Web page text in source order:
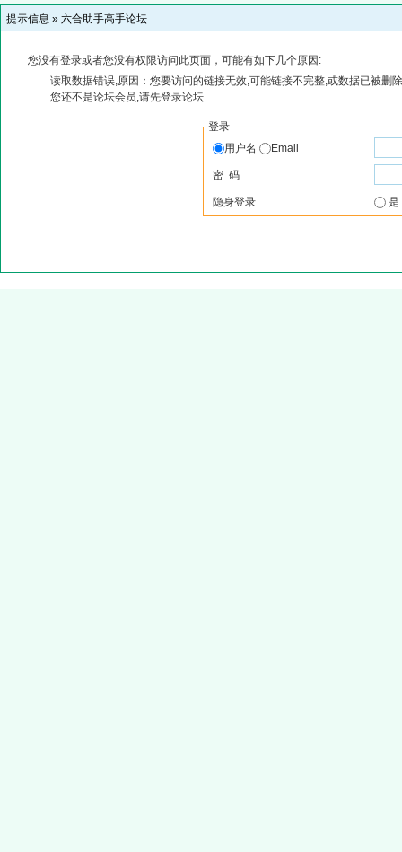
提示信息 » 六合助手高手论坛
您没有登录或者您没有权限访问此页面，可能有如下几个原因:
读取数据错误,原因：您要访问的链接无效,可能链接不完整,或数据已被删
您还不是论坛会员,请先登录论坛
登录
用户名
Email
密 码
隐身登录